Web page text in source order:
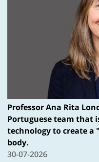
Professor Ana Rita
Portuguese team that
technology to create
body.
30-07-2026